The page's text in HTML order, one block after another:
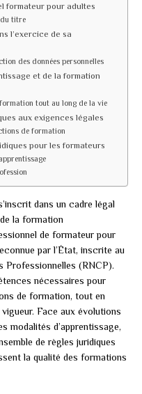
formateur pour adultes
du titre
l’exercice de sa
des données personnelles
et de la formation
tout au long de la vie
aux exigences légales
de formation
pour les formateurs
dans un cadre légal
la formation
de formateur pour
par l’État, inscrite au
Professionnelles (RNCP).
nécessaires pour
de formation, tout en
Face aux évolutions
modalités d’apprentissage,
de règles juridiques
la qualité des formations